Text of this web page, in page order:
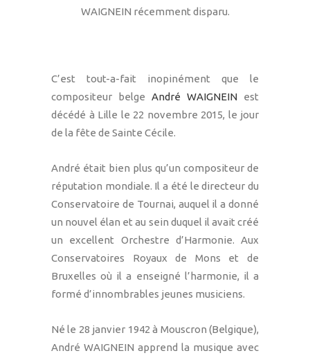
WAIGNEIN récemment disparu.
C’est tout-a-fait inopinément que le
compositeur belge André WAIGNEIN est
décédé à Lille le 22 novembre 2015, le jour
de la fête de Sainte Cécile.
André était bien plus qu’un compositeur de
réputation mondiale. Il a été le directeur du
Conservatoire de Tournai, auquel il a donné
un nouvel élan et au sein duquel il avait créé
un excellent Orchestre d’Harmonie. Aux
Conservatoires Royaux de Mons et de
Bruxelles où il a enseigné l’harmonie, il a
formé d’innombrables jeunes musiciens.
Né le 28 janvier 1942 à Mouscron (Belgique),
André WAIGNEIN apprend la musique avec